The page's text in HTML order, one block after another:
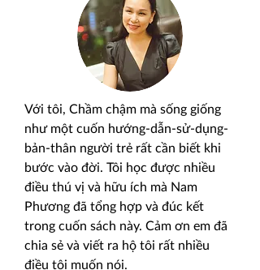
Với tôi, Chầm chậm mà sống giống
như một cuốn hướng-dẫn-sử-dụng-
bản-thân người trẻ rất cần biết khi
bước vào đời. Tôi học được nhiều
điều thú vị và hữu ích mà Nam
Phương đã tổng hợp và đúc kết
trong cuốn sách này. Cảm ơn em đã
chia sẻ và viết ra hộ tôi rất nhiều
điều tôi muốn nói.